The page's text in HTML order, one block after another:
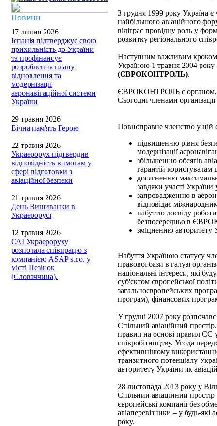
Новини
17 липня 2026
Іспанія підтверджує свою
прихильність до України
та профінансує
розроблення плану
відновлення та
модернізації
аеронавігаційної системи
України
29 травня 2026
Вічна пам'ять Герою
22 травня 2026
Украерорух підтвердив
відповідність вимогам у
сфері підготовки з
авіаційної безпеки
21 травня 2026
День Вишиванки в
Украерорусі
12 травня 2026
САІ Украероруху
розпочала співпрацю з
компанією ASAP s.r.o. у
місті Пезінок
(Словаччина).
З грудня 1999 року Україна
найбільшого авіаційного
відіграє провідну роль у
розвитку регіонального
Наступним важливим кроком
Україною 1 травня 2004
(ЄВРОКОНТРОЛЬ).
ЄВРОКОНТРОЛЬ є органом,
Сьогодні членами
Повноправне членство у цій
підвищенню рівня
модернізації
збільшенню обсягів
гарантій
досягненню
завдяки участі
запровадженню в
відповідає
набуттю досвіду
безпосередньо в
зміцненню авторитету
Набуття Україною статусу
правової бази в галузі
національні інтереси, які
суб'єктом європейської
загальноєвропейських
програм), фінансових
У грудні 2007 року
Спільний авіаційний
правил на основі правил ЄС
співробітництву. Угода
ефективнішому
транзитного потенціалу
авторитету України як
28 листопада 2013 року у
Спільний авіаційний
європейські компанії без
авіаперевізники – у будь-
року.